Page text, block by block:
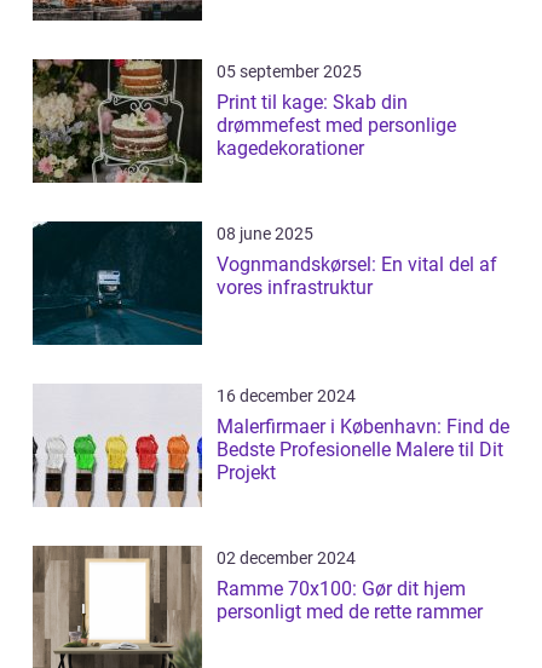
05 september 2025
Print til kage: Skab din
drømmefest med personlige
kagedekorationer
08 june 2025
Vognmandskørsel: En vital del af
vores infrastruktur
16 december 2024
Malerfirmaer i København: Find de
Bedste Profesionelle Malere til Dit
Projekt
02 december 2024
Ramme 70x100: Gør dit hjem
personligt med de rette rammer